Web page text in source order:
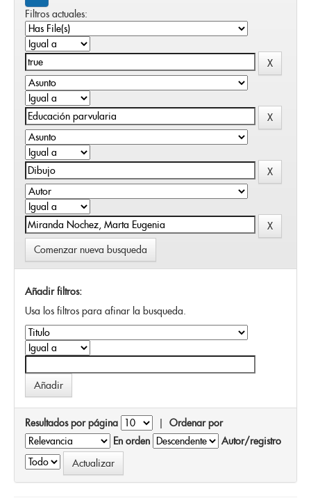
Filtros actuales:
Comenzar nueva busqueda
Añadir filtros:
Usa los filtros para afinar la busqueda.
Resultados por página | Ordenar por
En orden
Autor/registro